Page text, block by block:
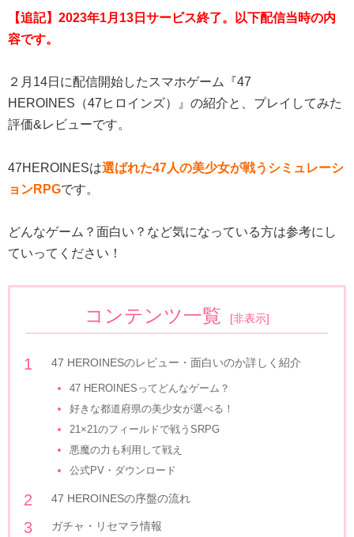
【追記】2023年1月13日サービス終了。以下配信当時の内
容です。
２月14日に配信開始したスマホゲーム『47
HEROINES（47ヒロインズ）』の紹介と、プレイしてみた
評価&レビューです。
47HEROINESは選ばれた47人の美少女が戦うシミュレーシ
ョンRPGです。
どんなゲーム？面白い？など気になっている方は参考にし
ていってください！
コンテンツ一覧 [非表示]
47 HEROINESのレビュー・面白いのか詳しく紹介
47 HEROINESってどんなゲーム？
好きな都道府県の美少女が選べる！
21×21のフィールドで戦うSRPG
悪魔の力も利用して戦え
公式PV・ダウンロード
47 HEROINESの序盤の流れ
ガチャ・リセマラ情報